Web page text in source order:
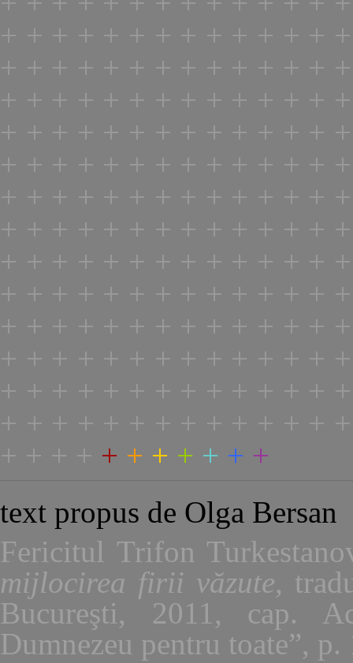
+ + + + + + + + + + + + +
+ + + + + + + + + + + + +
+ + + + + + + + + + + + +
+ + + + + + + + + + + + +
+ + + + + + + + + + + + +
+ + + + + + + + + + + + +
+ + + + + + + + + + + + +
+ + + + + + + + + + + + +
+ + + + + + + + + + + + +
+ + + + + + + + + + + + +
+ + + + + + + + + + + + +
+ + + + + + + + + + + + +
+ + + + + + + + + + + + +
+ + + + + + + + + + +
text propus de Olga Bersan
Fericitul Trifon
mijlocirea firii văzute,
Bucureşti, 2011, cap.
Dumnezeu pentru toate”, p.